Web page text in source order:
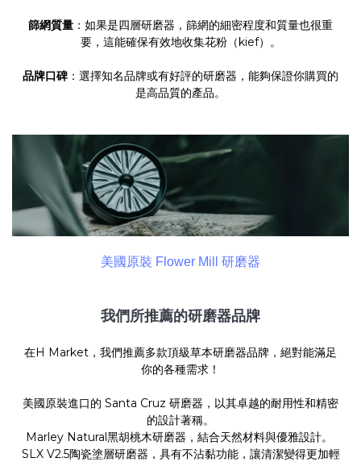
篩網質量 ：如果是四層研磨器，篩網的細密程度和質量也很重
要，這能確保有效地收集花粉（kief）。
品牌口碑 ：選擇知名品牌或有好評的研磨器，能夠保證你購買的
是高品質的產品。
美國原裝 Flower Mill 研磨器
我們所推薦的研磨器品牌
在H Market，我們推薦多款頂級草本研磨器品牌，絕對能滿足
你的各種需求！
美國原裝進口的 Santa Cruz 研磨器，以其卓越的耐用性和精密
的設計著稱。
Marley Natural黑胡桃木研磨器，結合天然材料與優雅設計。
SLX V2.5陶瓷塗層研磨器 ，具有不沾黏功能，讓清潔變得更加輕